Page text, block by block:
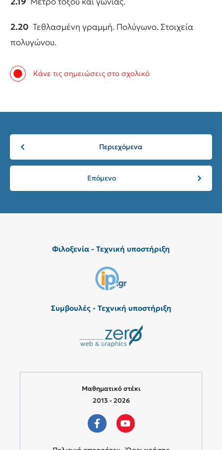
2.20 Τεθλασμένη γραμμή. Πολύγωνο. Στοιχεία
πολυγώνου.
Κάνε τις σημειώσεις στο σχολικό
Περιεχόμενα
Επόμενο
Φιλοξενία - Τεχνική υποστήριξη
Συμβουλές - Τεχνική υποστήριξη
Μαθηματικό στέκι
2013 - 2026